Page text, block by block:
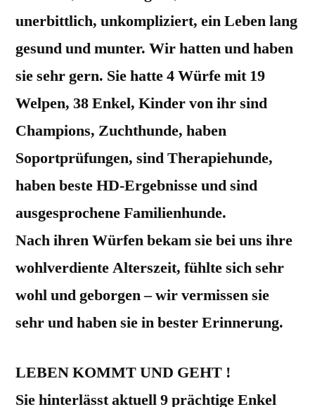
unerbittlich, unkompliziert, ein Leben lang
gesund und munter. Wir hatten und haben
sie sehr gern. Sie hatte 4 Würfe mit 19
Welpen, 38 Enkel, Kinder von ihr sind
Champions, Zuchthunde, haben
Soportprüfungen, sind Therapiehunde,
haben beste HD-Ergebnisse und sind
ausgesprochene Familienhunde.
Nach ihren Würfen bekam sie bei uns ihre
wohlverdiente Alterszeit, fühlte sich sehr
wohl und geborgen – wir vermissen sie
sehr und haben sie in bester Erinnerung.
LEBEN KOMMT UND GEHT !
Sie hinterlässt aktuell 9 prächtige Enkel